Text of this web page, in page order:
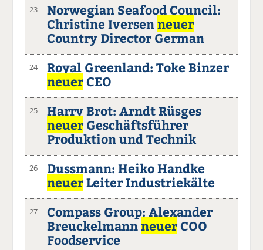
23
Norwegian Seafood Council:
Christine Iversenneuer
Country Director German
24
Royal Greenland: Toke Binzer
neuerCEO
25
Harry Brot: Arndt Rüsges
neuer Geschäftsführer
Produktion und Technik
26
Dussmann: Heiko Handke
neuerLeiter Industriekälte
27
Compass Group: Alexander
BreuckelmannneuerCOO
Foodservice